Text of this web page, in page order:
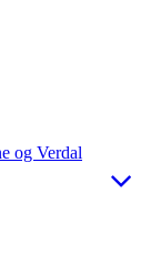
og Verdal